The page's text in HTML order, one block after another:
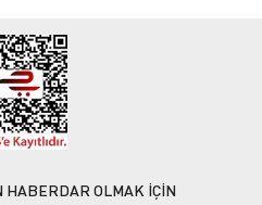
HABERDAR OLMAK İÇİN